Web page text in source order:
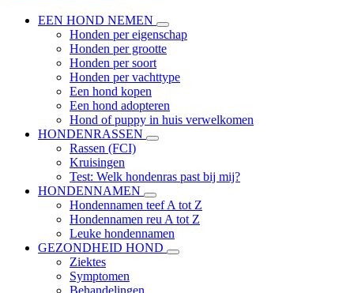
EEN HOND NEMEN
Honden per eigenschap
Honden per grootte
Honden per soort
Honden per vachttype
Een hond kopen
Een hond adopteren
Hond of puppy in huis verwelkomen
HONDENRASSEN
Rassen (FCI)
Kruisingen
Test: Welk hondenras past bij mij?
HONDENNAMEN
Hondennamen teef A tot Z
Hondennamen reu A tot Z
Leuke hondennamen
GEZONDHEID HOND
Ziektes
Symptomen
Behandelingen